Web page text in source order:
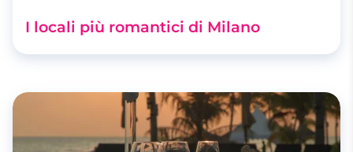
I locali più romantici di Milano